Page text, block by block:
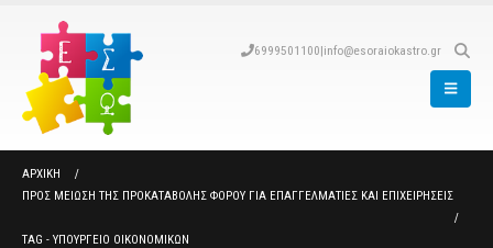
6999501100|info@esoraiokastro.gr
ΑΡΧΙΚΉ
ΠΡΟΣ ΜΕΊΩΣΗ ΤΗΣ ΠΡΟΚΑΤΑΒΟΛΉΣ ΦΌΡΟΥ ΓΙΑ ΕΠΑΓΓΕΛΜΑΤΊΕΣ ΚΑΙ ΕΠΙΧΕΙΡΉΣΕΙΣ
TAG - ΥΠΟΥΡΓΕΙΟ ΟΙΚΟΝΟΜΙΚΩΝ